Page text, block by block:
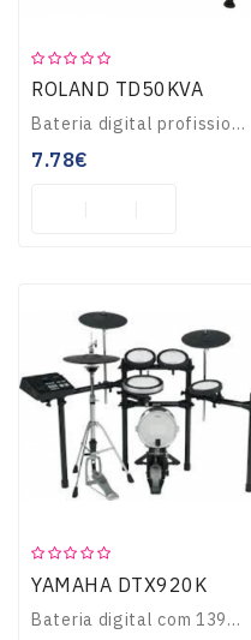
ROLAND TD50KVA
Bateria digital profissional, com fonte sonora Prismatic Sound Modeling, 100 kits pré-definidos, leitor WAV a partir de SD card, interface USB 10 canais para gr..
7.78€
YAMAHA DTX920K
Bateria digital com 1391 sons, sequenciador integrado. Memória RAM 512Mb. 64 notas de polifonia, 50 kits de bateria pré-definidos...